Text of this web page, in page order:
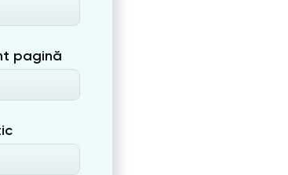
pagină